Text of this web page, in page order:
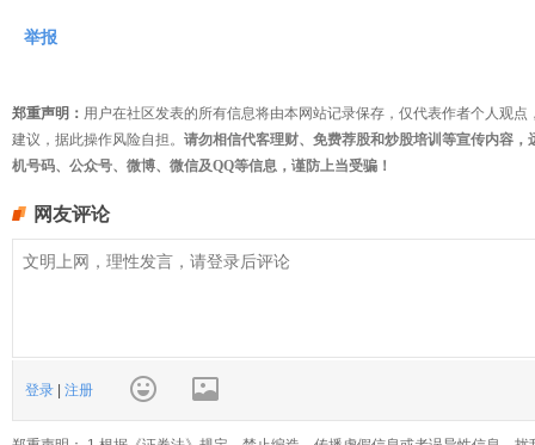
举报
郑重声明： 用户在社区发表的所有信息将由本网站记录保存，仅代表作者个人观
建议，据此操作风险自担。 请勿相信代客理财、免费荐股和炒股培训等宣传内容
机号码、公众号、微博、微信及QQ等信息，谨防上当受骗！
网友评论
登录 注册